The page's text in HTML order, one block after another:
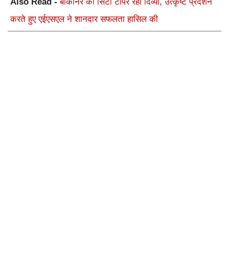
करते हुए एईएसएल ने शानदार सफलता हासिल की